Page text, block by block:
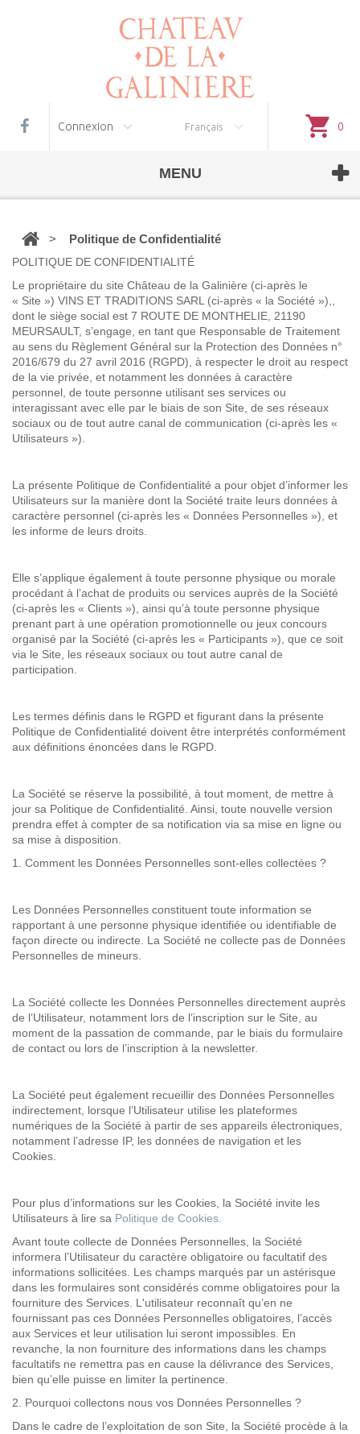
Français 0
Connexion
MENU
> Politique de Confidentialité
POLITIQUE DE CONFIDENTIALITÉ
Le propriétaire du site Château de la Galinière (ci-après le
« Site ») VINS ET TRADITIONS SARL (ci-après « la Société »),
dont le siège social est 7 ROUTE DE MONTHELIE, 21190
MEURSAULT, s’engage, en tant que Responsable de Traitement
au sens du Règlement Général sur la Protection des Données n°
2016/679 du 27 avril 2016 (RGPD), à respecter le droit au respect
de la vie privée, et notamment les données à caractère
personnel, de toute personne utilisant ses services ou
interagissant avec elle par le biais de son Site, de ses réseaux
sociaux ou de tout autre canal de communication (ci-après les «
Utilisateurs »).
La présente Politique de Confidentialité a pour objet d’informer les
Utilisateurs sur la manière dont la Société traite leurs données à
caractère personnel (ci-après les « Données Personnelles »), et
les informe de leurs droits.
Elle s’applique également à toute personne physique ou morale
procédant à l’achat de produits ou services auprès de la Société
(ci-après les « Clients »), ainsi qu’à toute personne physique
prenant part à une opération promotionnelle ou jeux concours
organisé par la Société (ci-après les « Participants »), que ce soit
via le Site, les réseaux sociaux ou tout autre canal de
participation.
Les termes définis dans le RGPD et figurant dans la présente
Politique de Confidentialité doivent être interprétés conformément
aux définitions énoncées dans le RGPD.
La Société se réserve la possibilité, à tout moment, de mettre à
jour sa Politique de Confidentialité. Ainsi, toute nouvelle version
prendra effet à compter de sa notification via sa mise en ligne ou
sa mise à disposition.
1. Comment les Données Personnelles sont-elles collectées ?
Les Données Personnelles constituent toute information se
rapportant à une personne physique identifiée ou identifiable de
façon directe ou indirecte. La Société ne collecte pas de Données
Personnelles de mineurs.
La Société collecte les Données Personnelles directement auprès
de l’Utilisateur, notamment lors de l’inscription sur le Site, au
moment de la passation de commande, par le biais du formulaire
de contact ou lors de l’inscription à la newsletter.
La Société peut également recueillir des Données Personnelles
indirectement, lorsque l’Utilisateur utilise les plateformes
numériques de la Société à partir de ses appareils électroniques,
notamment l’adresse IP, les données de navigation et les
Cookies.
Pour plus d’informations sur les Cookies, la Société invite les
Utilisateurs à lire sa Politique de Cookies.
Avant toute collecte de Données Personnelles, la Société
informera l’Utilisateur du caractère obligatoire ou facultatif des
informations sollicitées. Les champs marqués par un astérisque
dans les formulaires sont considérés comme obligatoires pour la
fourniture des Services. L'utilisateur reconnaît qu’en ne
fournissant pas ces Données Personnelles obligatoires, l’accès
aux Services et leur utilisation lui seront impossibles. En
revanche, la non fourniture des informations dans les champs
facultatifs ne remettra pas en cause la délivrance des Services,
bien qu’elle puisse en limiter la pertinence.
2. Pourquoi collectons nous vos Données Personnelles ?
Dans le cadre de l’exploitation de son Site , la Société procède à la